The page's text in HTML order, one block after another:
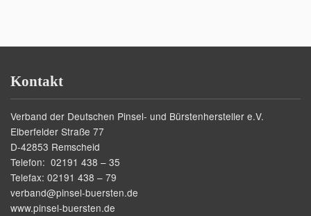
Kontakt
Verband der Deutschen Pinsel- und Bürstenhersteller e.V.
Elberfelder Straße 77
D-42853 Remscheid
Telefon: 02191 438 – 35
Telefax: 02191 438 – 79
verband@pinsel-buersten.de
www.pinsel-buersten.de